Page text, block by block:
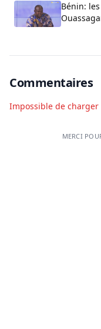
Bénin:
Commentaires
Impossible de
MERCI